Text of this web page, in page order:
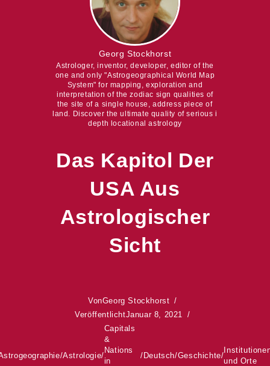
Georg Stockhorst
Astrologer, inventor, developer, editor of the
one and only "Astrogeographical World Map
System" for mapping, exploration and
interpretation of the zodiac sign qualities of
the site of a single house, address piece of
land. Discover the ultimate quality of serious i
depth locational astrology
Das Kapitol Der
USA Aus
Astrologischer
Sicht
VonGeorg Stockhorst
VeröffentlichtJanuar 8, 2021
/Astrologie/
Capitals
&
Nations
in
/Deutsch/Geschichte/
und Orte